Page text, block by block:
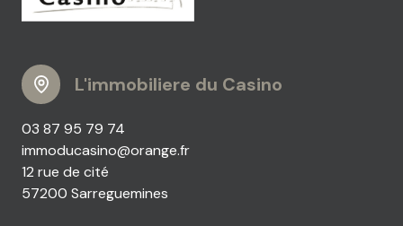
L'immobiliere du Casino
03 87 95 79 74
immoducasino@orange.fr
12 rue de cité
57200 Sarreguemines